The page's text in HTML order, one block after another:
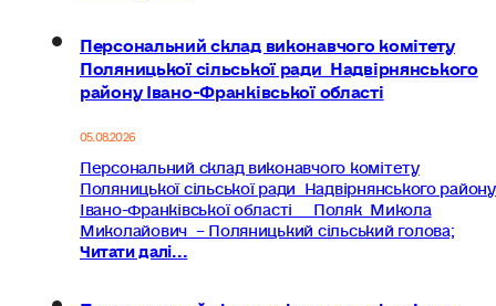
Персональний склад виконавчого комітету
Поляницької сільської ради Надвірнянського
району Івано-Франківської області
05.08.2026
Персональний склад виконавчого комітету
Поляницької сільської ради Надвірнянського району
Івано-Франківської області Поляк Микола
Миколайович – Поляницький сільський голова;
Читати далі...